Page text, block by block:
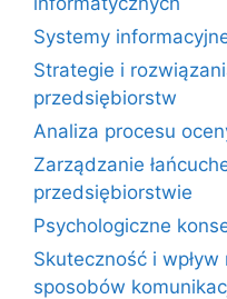
Systemy
Strategie i
przedsiębiorstw
Analiza procesu
Zarządzanie
przedsiębiorstwie
Psychologiczne
Skuteczność i
sposobów